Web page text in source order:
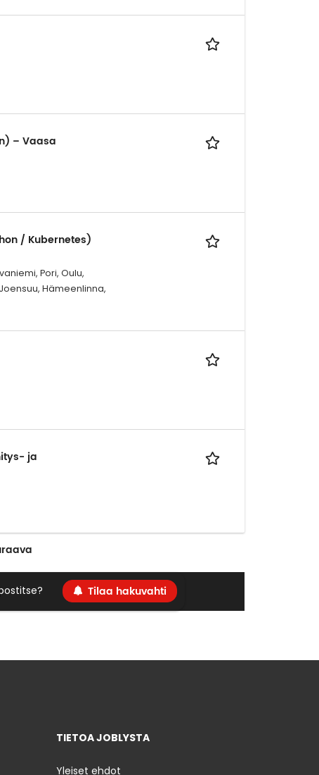
– Vaasa
/ Kubernetes)
Pori, Oulu,
Hämeenlinna,
ja
Tilaa hakuvahti
TIETOA JOBLYSTA
Yleiset ehdot